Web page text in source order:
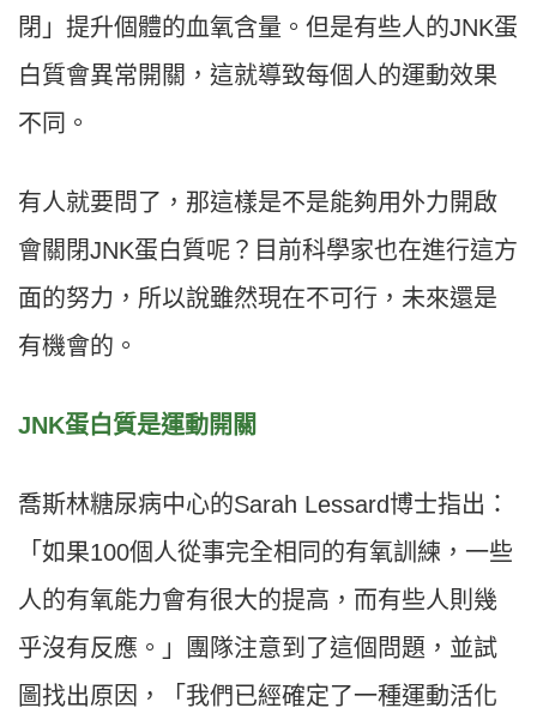
閉」提升個體的血氧含量。但是有些人的JNK蛋
白質會異常開關，這就導致每個人的運動效果
不同。
有人就要問了，那這樣是不是能夠用外力開啟
會關閉JNK蛋白質呢？目前科學家也在進行這方
面的努力，所以說雖然現在不可行，未來還是
有機會的。
JNK蛋白質是運動開關
喬斯林糖尿病中心的Sarah Lessard博士指出：
「如果100個人從事完全相同的有氧訓練，一些
人的有氧能力會有很大的提高，而有些人則幾
乎沒有反應。」團隊注意到了這個問題，並試
圖找出原因，「我們已經確定了一種運動活化